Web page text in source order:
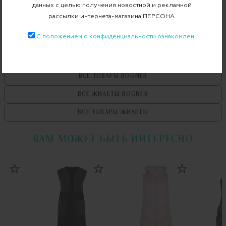
Примерка при доставке торговым представителем
ВСЕ ТОВАРЫ BOGNER
ВСЕ ЖИЛЕТЫ BOGNER
ВСЕ ТОВАРЫ ЖИЛЕТЫ
ВАМ МОЖЕТ БЫТЬ ИНТЕРЕСНО
данных с целью получения новостной и рекламной
рассылки интернета-магазина ПЕРСОНА.
С положением о конфиденциальности ознакомлен.